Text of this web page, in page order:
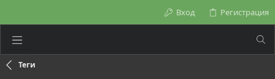
Вход Регистрация
Теги